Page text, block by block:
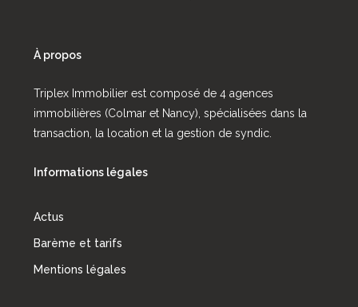
À propos
Triplex Immobilier est composé de 4 agences
immobilières (Colmar et Nancy), spécialisées dans la
transaction, la location et la gestion de syndic.
Informations légales
Actus
Barème et tarifs
Mentions légales